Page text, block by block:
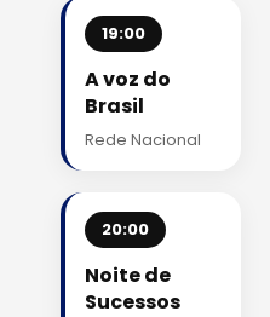
19:00
A voz do
Brasil
Rede Nacional
20:00
Noite de
Sucessos